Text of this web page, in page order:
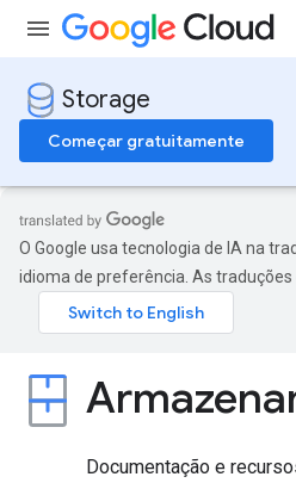
Storage
Começar gratuitamente
O Google usa tecnologia de IA na
idioma de preferência. As traduções
Documentação e